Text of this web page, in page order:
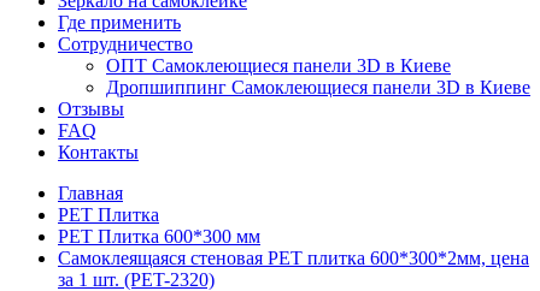
Где применить
Сотрудничество
ОПТ Самоклеющиеся панели 3D в Киеве
Дропшиппинг Самоклеющиеся панели 3D в Киеве
Отзывы
FAQ
Контакты
Главная
PET Плитка
PET Плитка 600*300 мм
Самоклеящаяся стеновая PET плитка 600*300*2мм, цена
за 1 шт. (PET-2320)